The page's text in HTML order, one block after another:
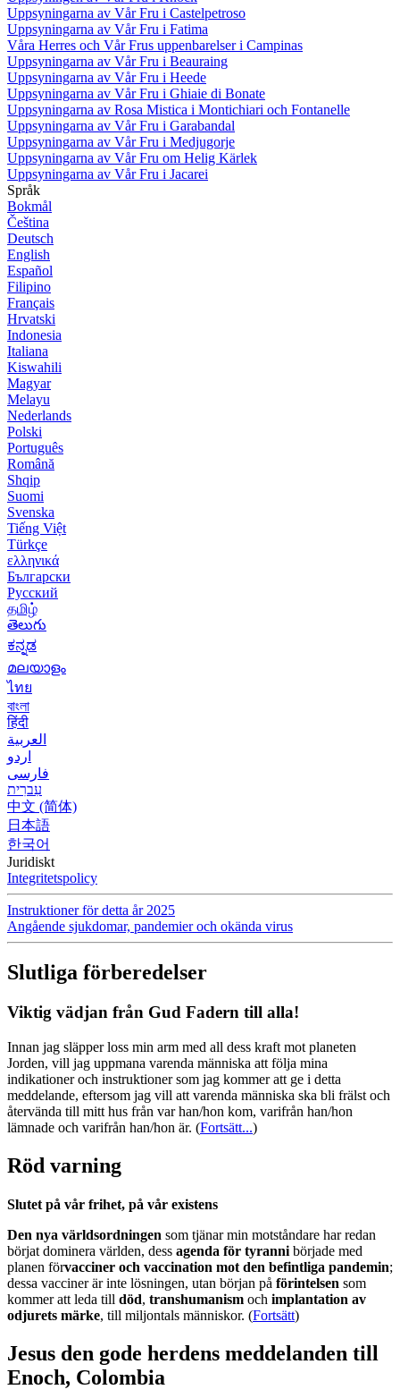
Uppsyningarna av Vår Fru i Castelpetroso
Uppsyningarna av Vår Fru i Fatima
Våra Herres och Vår Frus uppenbarelser i Campinas
Uppsyningarna av Vår Fru i Beauraing
Uppsyningarna av Vår Fru i Heede
Uppsyningarna av Vår Fru i Ghiaie di Bonate
Uppsyningarna av Rosa Mistica i Montichiari och Fontanelle
Uppsyningarna av Vår Fru i Garabandal
Uppsyningarna av Vår Fru i Medjugorje
Uppsyningarna av Vår Fru om Helig Kärlek
Uppsyningarna av Vår Fru i Jacarei
Språk
Bokmål
Čeština
Deutsch
English
Español
Filipino
Français
Hrvatski
Indonesia
Italiana
Kiswahili
Magyar
Melayu
Nederlands
Polski
Português
Română
Shqip
Suomi
Svenska
Tiếng Việt
Türkçe
ελληνικά
Български
Русский
தமிழ்
తెలుగు
ಕನ್ನಡ
മലയാളം
ไทย
বাংলা
हिंदी
العربية
اردو
فارسی
עִברִית
中文 (简体)
日本語
한국어
Juridiskt
Integritetspolicy
Instruktioner för detta år 2025
Angående sjukdomar, pandemier och okända virus
Slutliga förberedelser
Viktig vädjan från Gud Fadern till alla!
Innan jag släpper loss min arm med all dess kraft mot planeten
Jorden, vill jag uppmana varenda människa att följa mina
indikationer och instruktioner som jag kommer att ge i detta
meddelande, eftersom jag vill att varenda människa ska bli frälst och
återvända till mitt hus från var han/hon kom, varifrån han/hon
lämnade och varifrån han/hon är. (Fortsätt...)
Röd varning
Slutet på vår frihet, på vår existens
Den nya världsordningen som tjänar min motståndare har redan
börjat dominera världen, dess agenda för tyranni började med
planen förvacciner och vaccination mot den befintliga pandemin;
dessa vacciner är inte lösningen, utan början på förintelsen som
kommer att leda till död, transhumanism och implantation av
odjurets märke, till miljontals människor. (Fortsätt)
Jesus den gode herdens meddelanden till
Enoch, Colombia